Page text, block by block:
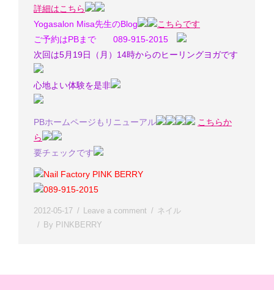
詳細はこちら
Yogasalon Misa先生のBlog
こちらです
ご予約はPBまで 089-915-2015
次回は5月19日（月）14時からのヒーリングヨガです
心地よい体験を是非
PBホームページもリニューアル
こちらか
ら
要チェックです
Nail Factory PINK BERRY
089-915-2015
2012-05-17 Leave a comment
ネイル
By PINKBERRY